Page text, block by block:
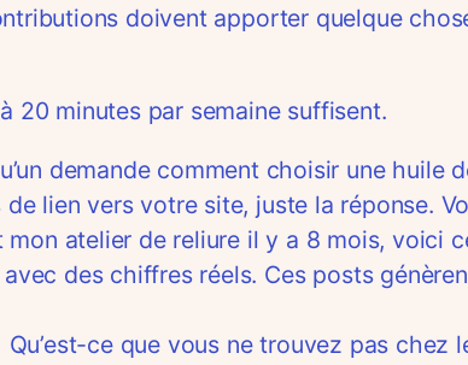
doivent apporter quelque
20 minutes par semaine suffisent.
demande comment choisir une huile
lien vers votre site, juste la réponse.
mon atelier de reliure il y a 8 mois, voici
des chiffres réels. Ces posts
ce que vous ne trouvez pas chez